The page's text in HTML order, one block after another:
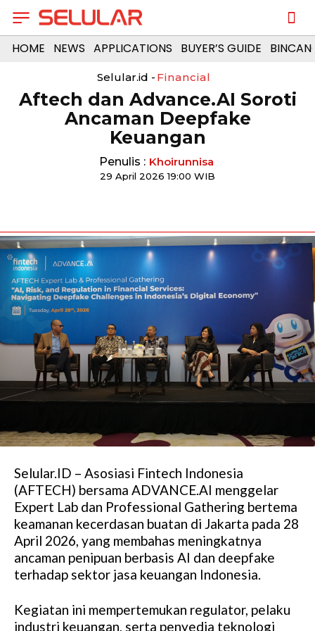
HOME NEWS APPLICATIONS BUYER’S GUIDE
Selular.id - Financial
Aftech dan Advance.AI Soroti
Ancaman Deepfake
Keuangan
Penulis : Khoirunnisa
29 April 2026 19:00 WIB
Selular.ID – Asosiasi Fintech Indonesia
(AFTECH) bersama ADVANCE.AI menggelar
Expert Lab dan Professional Gathering bertema
keamanan kecerdasan buatan di Jakarta pada 28
April 2026, yang membahas meningkatnya
ancaman penipuan berbasis AI dan deepfake
terhadap sektor jasa keuangan Indonesia.
Kegiatan ini mempertemukan regulator, pelaku
industri keuangan, serta penyedia teknologi